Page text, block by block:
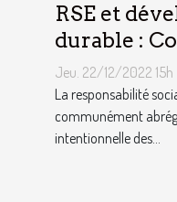
RSE et
durable :
décrocher
avec ce
Jeu. 22/12/2022 15h
La responsabilité
communément
intentionnelle des...